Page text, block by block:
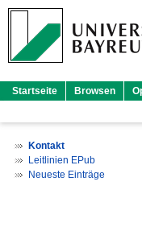
Startseite Browsen
Kontakt
Leitlinien EPub
Neueste Einträge